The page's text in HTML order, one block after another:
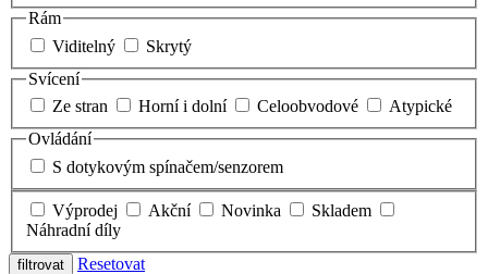
Rám
Viditelný
Skrytý
Svícení
Ze stran
Horní i dolní Celoobvodové
Atypické
Ovládání
S dotykovým spínačem/senzorem
Výprodej Akční Novinka
Skladem
Náhradní díly
Resetovat